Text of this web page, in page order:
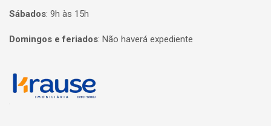
Sábados: 9h às 15h
Domingos e feriados: Não haverá expediente
Página inicial